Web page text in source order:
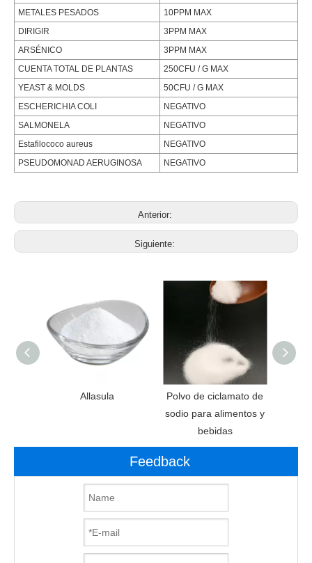
METALES PESADOS
10PPM MAX
DIRIGIR
3PPM MAX
ARSÉNICO
3PPM MAX
CUENTA TOTAL DE PLANTAS
250CFU / G MAX
YEAST & MOLDS
50CFU / G MAX
ESCHERICHIA COLI
NEGATIVO
SALMONELA
NEGATIVO
Estafilococo aureus
NEGATIVO
PSEUDOMONAD AERUGINOSA
NEGATIVO
Anterior:
Siguiente:
Allasula
Polvo de ciclamato de
sodio para alimentos y
bebidas
Feedback